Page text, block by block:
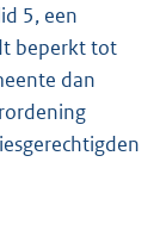
5, een
beperkt tot
dan